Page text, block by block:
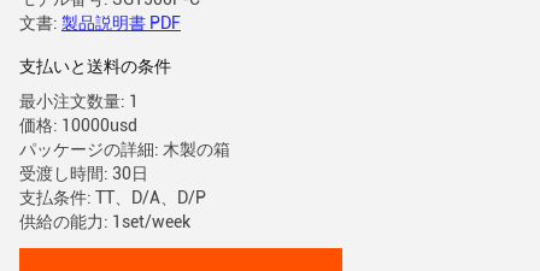
文書: 製品説明書 PDF
支払いと送料の条件
最小注文数量: 1
価格: 10000usd
パッケージの詳細: 木製の箱
受渡し時間: 30日
支払条件: TT、D/A、D/P
供給の能力: 1set/week